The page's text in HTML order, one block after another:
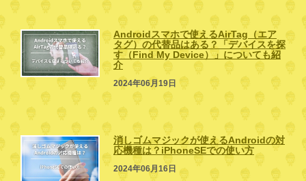
Androidスマホで使えるAirTag（エア
タグ）の代替品はある？「デバイスを探
す（Find My Device）」についても紹
介
2024年06月19日
消しゴムマジックが使えるAndroidの対
応機種は？iPhoneSEでの使い方
2024年06月16日